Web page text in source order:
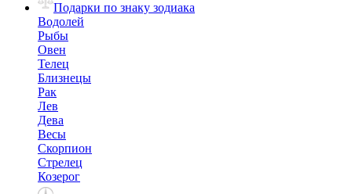
Подарки по знаку зодиака
Водолей
Рыбы
Овен
Телец
Близнецы
Рак
Лев
Дева
Весы
Скорпион
Стрелец
Козерог